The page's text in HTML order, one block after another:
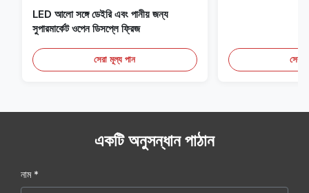
LED আলো সঙ্গে ডেইরি এবং পানীয় জন্য
সুপারমার্কেট ওপেন ডিসপ্লে ফ্রিজ
সেরা মূল্য পান সেরা
একটি অনুসন্ধান পাঠান
নাম *